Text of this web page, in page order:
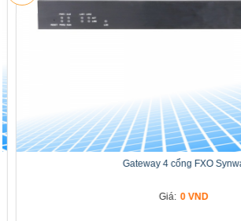
Gateway 4 cổng FXO Synway
Giá: 0 VND